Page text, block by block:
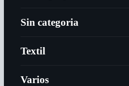
Sin categoria
Textil
Varios